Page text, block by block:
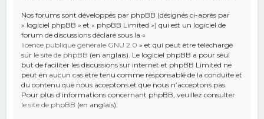
Nos forums sont développés par phpBB (désignés ci-après par
« logiciel phpBB » et « phpBB Limited ») qui est un logiciel de
forum de discussions déclaré sous la «
licence publique générale GNU 2.0 » et qui peut être téléchargé
sur le site de phpBB (en anglais). Le logiciel phpBB a pour seul
but de faciliter les discussions sur internet et phpBB Limited ne
peut en aucun cas être tenu comme responsable de la conduite et
du contenu que nous acceptons et que nous n’acceptons pas.
Pour plus d’informations concernant phpBB, veuillez consulter
le site de phpBB (en anglais).